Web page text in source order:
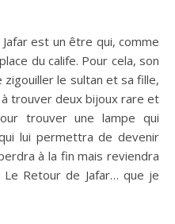
est un être qui, comme
du calife. Pour cela, son
le sultan et sa fille,
à trouver deux bijoux rare et
trouver une lampe qui
lui permettra de devenir
à la fin mais reviendra
Retour de Jafar… que je